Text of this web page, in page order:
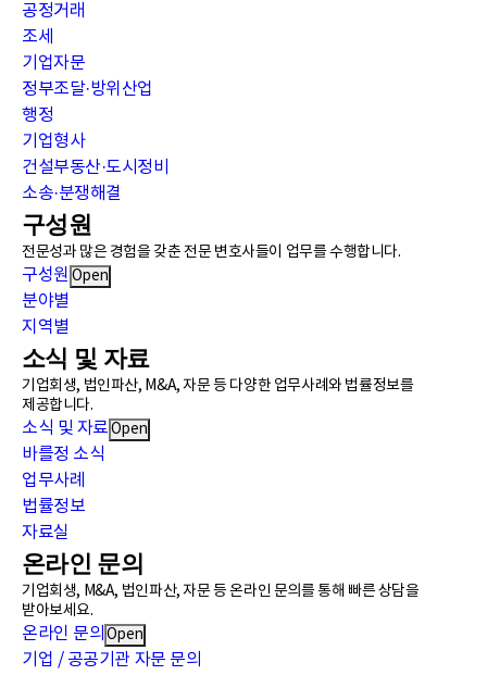
공정거래
조세
기업자문
정부조달·방위산업
행정
기업형사
건설부동산·도시정비
소송·분쟁해결
구성원
전문성과 많은 경험을 갖춘 전문 변호사들이 업무를 수행합니다.
구성원 Open
분야별
지역별
소식 및 자료
기업회생, 법인파산, M&A, 자문 등 다양한 업무사례와 법률정보를
제공합니다.
소식 및 자료Open
바를정 소식
업무사례
법률정보
자료실
온라인 문의
기업회생, M&A, 법인파산, 자문 등 온라인 문의를 통해 빠른 상담을
받아보세요.
온라인 문의 Open
기업 / 공공기관 자문 문의